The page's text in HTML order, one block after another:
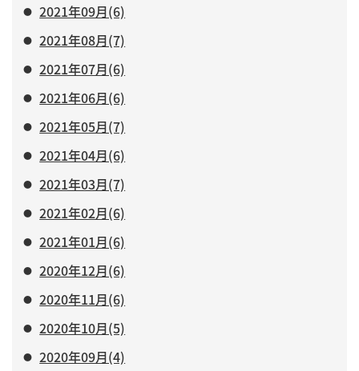
2021年09月(6)
2021年08月(7)
2021年07月(6)
2021年06月(6)
2021年05月(7)
2021年04月(6)
2021年03月(7)
2021年02月(6)
2021年01月(6)
2020年12月(6)
2020年11月(6)
2020年10月(5)
2020年09月(4)